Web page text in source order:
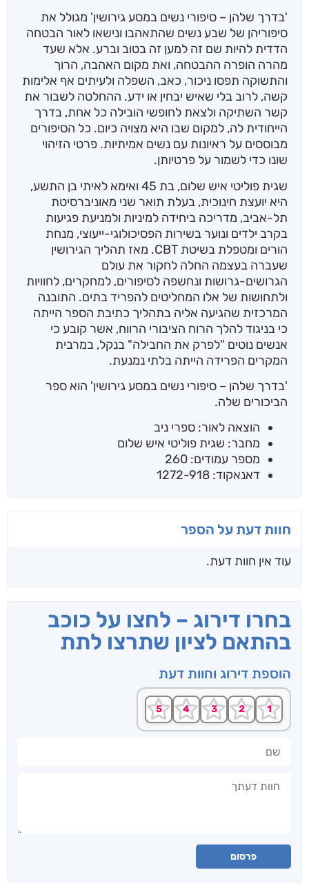
'בדרך שלהן – סיפורי נשים במסע גירושין' מגולל את
סיפוריהן של שבע נשים שהתאהבו ונישאו לאור הבטחה
הדדית להיות שם זה למען זה בטוב וברע. אלא שעד
מהרה הופרה ההבטחה, ואת מקום האהבה, הרוך
והתשוקה תפסו ניכור, כאב, השפלה ולעיתים אף אלימות
קשה, לרוב בלי שאיש יבחין או ידע. ההחלטה לשבור את
קשר השתיקה ולצאת לחופשי הובילה כל אחת, בדרך
הייחודית לה, למקום שבו היא מצויה כיום. כל הסיפורים
מבוססים על ראיונות עם נשים אמיתיות. פרטי הזיהוי
שונו כדי לשמור על פרטיותן.
שגית פוליטי איש שלום, בת 45 ואימא לאיתי בן התשע,
היא יועצת חינוכית, בעלת תואר שני מאוניברסיטת
תל-אביב, מדריכה ביחידה למיניות ולמניעת פגיעות
בקרב ילדים ונוער בשירות הפסיכולוגי-ייעוצי, מנחת
הורים ומטפלת בשיטת CBT. מאז תהליך הגירושין
שעברה בעצמה החלה לחקור את עולם
הגרושים-גרושות ונחשפה לסיפורים, למחקרים, לחוויות
ולתחושות של אלו המחליטים להפריד בתים. התובנה
המרכזית שהגיעה אליה בתהליך כתיבת הספר הייתה
כי בניגוד להלך הרוח הציבורי הרווח, אשר קובע כי
אנשים נוטים "לפרק את החבילה" בנקל, במרבית
המקרים הפרידה הייתה בלתי נמנעת.
'בדרך שלהן – סיפורי נשים במסע גירושין' הוא ספר
הביכורים שלה.
הוצאה לאור: ספרי ניב
מחבר: שגית פוליטי איש שלום
מספר עמודים: 260
דאנאקוד: 1272-918
חוות דעת על הספר
עוד אין חוות דעת.
בחרו דירוג – לחצו על כוכב
בהתאם לציון שתרצו לתת
הוספת דירוג וחוות דעת
פרסום